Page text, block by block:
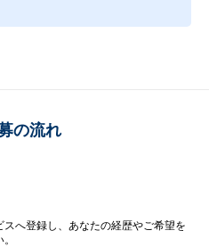
の流れ
スへ登録し、あなたの経歴やご希望を